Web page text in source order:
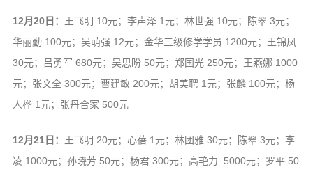
12月20日： 王飞明 10元；李声泽 1元；林世强 10元；陈翠 3元；
华丽勤 100元；吴萌强 12元；金华三级修学学员 1200元；王锦凤
30元；吕勇军 680元；吴思盼 50元；郑国光 250元；王燕娜 1000
元；张文全 300元；曹建敏 200元；胡美聘 1元；张麟 100元；杨
人桦 1元；张丹合家 500元
12月21日： 王飞明 20元；心蓓 1元；林团雅 30元；陈翠 3元；李
凌 1000元；孙晓芳 50元；杨君 300元；高艳力 5000元；罗平 50